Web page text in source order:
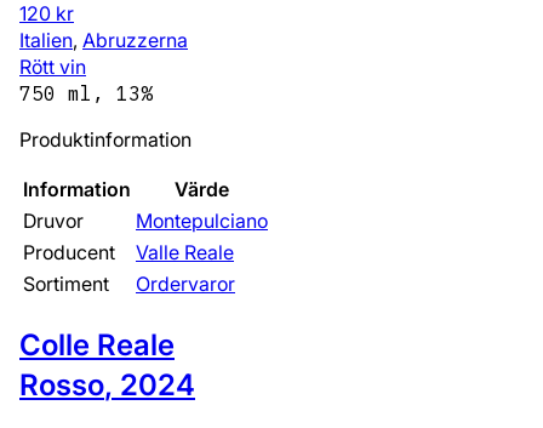
120 kr
Italien, Abruzzerna
Rött vin
750 ml, 13%
Produktinformation
Information
Värde
Druvor
Montepulciano
Producent
Valle Reale
Sortiment
Ordervaror
Colle Reale
Rosso, 2024